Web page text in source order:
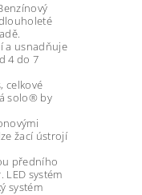
a usnadňuje
4 do 7
celkové
solo® by
žací ústrojí
předního
systém
systém